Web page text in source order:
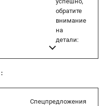
обратите
внимание
на
детали:
:
Спецпредложения